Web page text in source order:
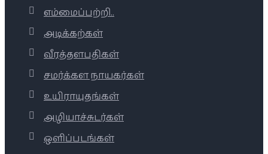
எம்மைப்பற்றி..
அடிக்கற்கள்
வீரத்தளபதிகள்
சமர்க்கள நாயகர்கள்
உயிராயுதங்கள்
அழியாச்சுடர்கள்
ஒளிப்படங்கள்